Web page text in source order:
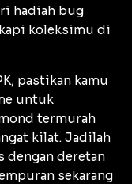
hadiah bug
koleksimu di
pastikan kamu
untuk
termurah
kilat. Jadilah
dengan deretan
sekarang